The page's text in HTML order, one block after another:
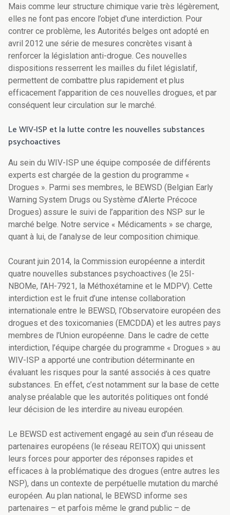
Mais comme leur structure chimique varie très légèrement,
elles ne font pas encore l’objet d’une interdiction. Pour
contrer ce problème, les Autorités belges ont adopté en
avril 2012 une série de mesures concrètes visant à
renforcer la législation anti-drogue. Ces nouvelles
dispositions resserrent les mailles du filet législatif,
permettent de combattre plus rapidement et plus
efficacement l’apparition de ces nouvelles drogues, et par
conséquent leur circulation sur le marché.
Le WIV-ISP et la lutte contre les nouvelles substances
psychoactives
Au sein du WIV-ISP une équipe composée de différents
experts est chargée de la gestion du programme «
Drogues ». Parmi ses membres, le BEWSD (Belgian Early
Warning System Drugs ou Système d’Alerte Précoce
Drogues) assure le suivi de l’apparition des NSP sur le
marché belge. Notre service « Médicaments » se charge,
quant à lui, de l’analyse de leur composition chimique.
Courant juin 2014, la Commission européenne a interdit
quatre nouvelles substances psychoactives (le 25I-
NBOMe, l’AH-7921, la Méthoxétamine et le MDPV). Cette
interdiction est le fruit d’une intense collaboration
internationale entre le BEWSD, l’Observatoire européen des
drogues et des toxicomanies (EMCDDA) et les autres pays
membres de l’Union européenne. Dans le cadre de cette
interdiction, l’équipe chargée du programme « Drogues » au
WIV-ISP a apporté une contribution déterminante en
évaluant les risques pour la santé associés à ces quatre
substances. En effet, c’est notamment sur la base de cette
analyse préalable que les autorités politiques ont fondé
leur décision de les interdire au niveau européen.
Le BEWSD est activement engagé au sein d’un réseau de
partenaires européens (le réseau REITOX) qui unissent
leurs forces pour apporter des réponses rapides et
efficaces à la problématique des drogues (entre autres les
NSP), dans un contexte de perpétuelle mutation du marché
européen. Au plan national, le BEWSD informe ses
partenaires – et parfois même le grand public – de